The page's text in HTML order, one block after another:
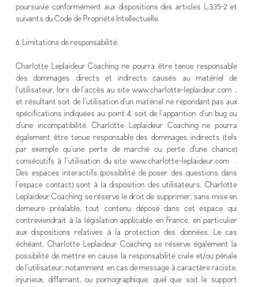
poursuivie conformément aux dispositions des articles L.335-2 et
suivants du Code de Propriété Intellectuelle.
6. Limitations de responsabilité.
Charlotte Leplaideur Coaching ne pourra être tenue responsable
des dommages directs et indirects causés au matériel de
l’utilisateur, lors de l’accès au site www.charlotte-leplaideur.com,
et résultant soit de l’utilisation d’un matériel ne répondant pas aux
spécifications indiquées au point 4, soit de l’apparition d’un bug ou
d’une incompatibilité. Charlotte Leplaideur Coaching ne pourra
également être tenue responsable des dommages indirects (tels
par exemple qu’une perte de marché ou perte d’une chance)
consécutifs à l’utilisation du sitewww.charlotte-leplaideur.com .
Des espaces interactifs (possibilité de poser des questions dans
l’espace contact) sont à la disposition des utilisateurs. Charlotte
Leplaideur Coaching se réserve le droit de supprimer, sans mise en
demeure préalable, tout contenu déposé dans cet espace qui
contreviendrait à la législation applicable en France, en particulier
aux dispositions relatives à la protection des données. Le cas
échéant, Charlotte Leplaideur Coaching se réserve également la
possibilité de mettre en cause la responsabilité civile et/ou pénale
de l’utilisateur, notamment en cas de message à caractère raciste,
injurieux, diffamant, ou pornographique, quel que soit le support